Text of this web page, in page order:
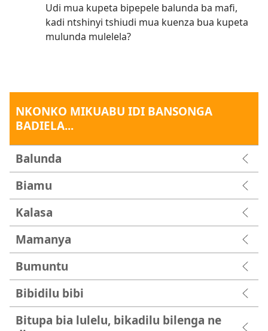
Udi mua kupeta bipepele balunda ba mafi,
kadi ntshinyi tshiudi mua kuenza bua kupeta
mulunda mulelela?
NKONKO MIKUABU IDI BANSONGA
BADIELA...
Balunda
Biamu
Kalasa
Mamanya
Bumuntu
Bibidilu bibi
Bitupa bia lulelu, bikadilu bilenga ne